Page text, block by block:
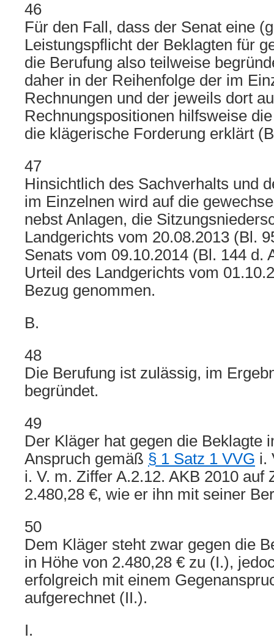
46
Für den Fall, dass der Senat eine
Leistungspflicht der Beklagten für
die Berufung also teilweise
daher in der Reihenfolge der im
Rechnungen und der jeweils dort
Rechnungspositionen hilfsweise
die klägerische Forderung erklärt
47
Hinsichtlich des Sachverhalts und
im Einzelnen wird auf die
nebst Anlagen, die
Landgerichts vom 20.08.2013 (Bl.
Senats vom 09.10.2014 (Bl. 144 d.
Urteil des Landgerichts vom
Bezug genommen.
B.
48
Die Berufung ist zulässig, im
begründet.
49
Der Kläger hat gegen die Beklagte
Anspruch gemäß § 1 Satz 1 VVG i.
i. V. m. Ziffer A.2.12. AKB 2010 auf
2.480,28 €, wie er ihn mit seiner
50
Dem Kläger steht zwar gegen die
in Höhe von 2.480,28 € zu (I.),
erfolgreich mit einem
aufgerechnet (II.).
I.